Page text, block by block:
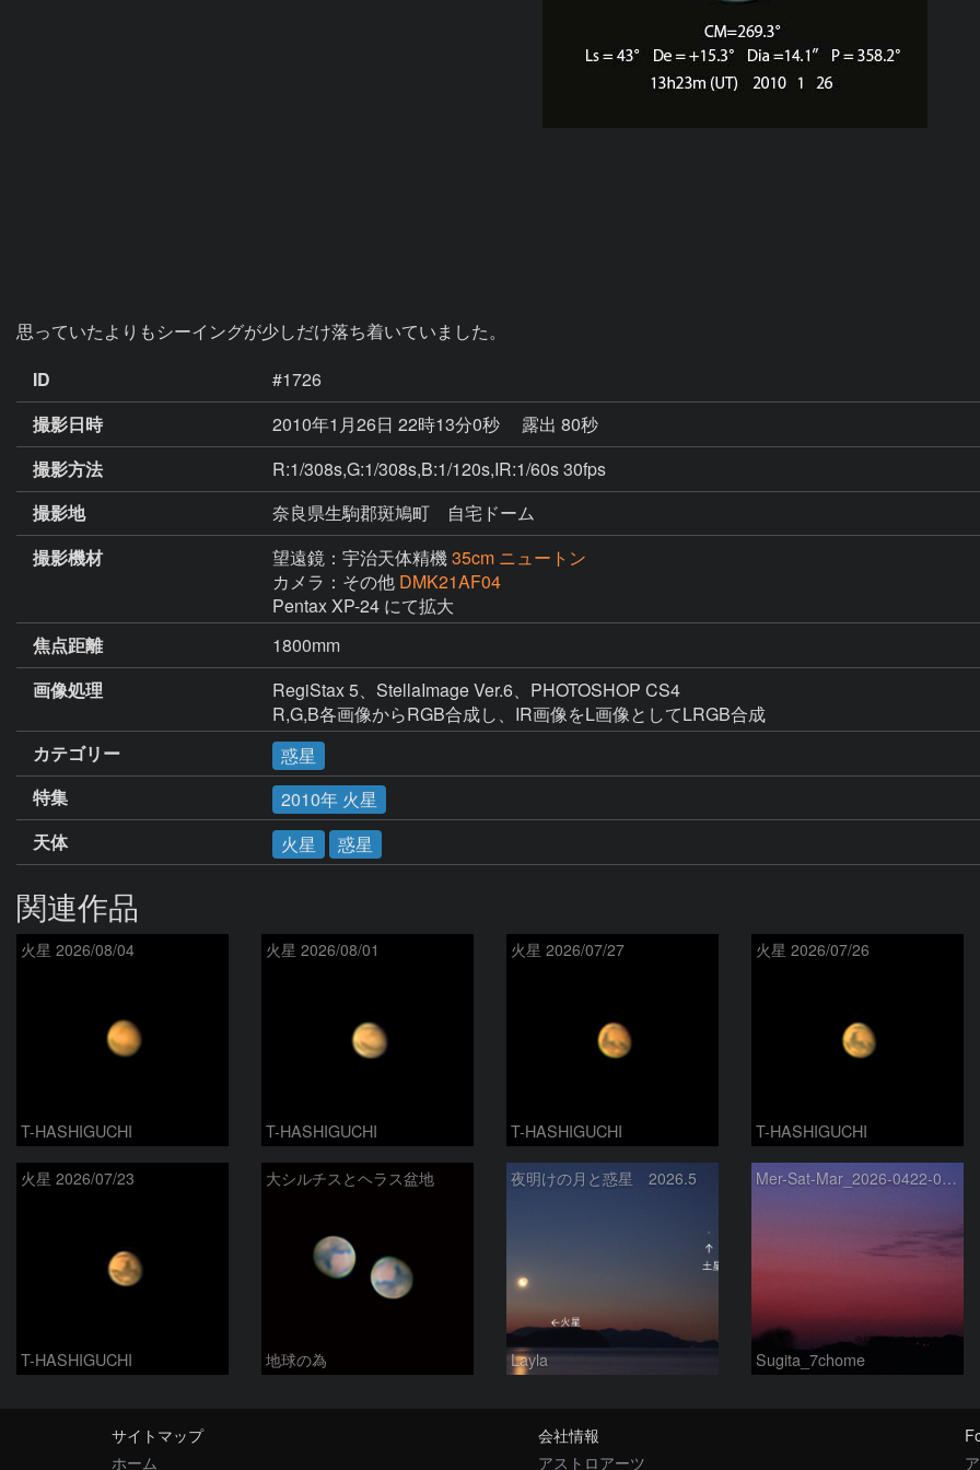
思っていたよりもシーイングが少しだけ落ち着いていました。
ID
#1726
撮影日時
2010年1月26日 22時13分0秒
露出 80秒
撮影方法
R:1/308s,G:1/308s,B:1/120s,IR:1/60s 30fps
撮影地
奈良県生駒郡斑鳩町 自宅ドーム
撮影機材
望遠鏡：宇治天体精機35cm ニュートン
カメラ：その他 DMK21AF04
Pentax XP-24 にて拡大
焦点距離
1800mm
画像処理
RegiStax 5、StellaImage Ver.6、PHOTOSHOP CS4
カテゴリー
惑星
特集
2010年 火星
天体
火星 惑星
関連作品
火星 2026/08/04
T-HASHIGUCHI
火星 2026/08/01
T-HASHIGUCHI
火星 2026/07/27
T-HASHIGUCHI
火星 2026/07/26
T-HASHIGUCHI
火星 2026/07/23
T-HASHIGUCHI
大シルチスとヘラス盆地
地球の為
夜明けの月と惑星 2026.5
Layla
Mer-Sat-Mar_2026-0422-0430
Sugita_7chome
サイトマップ
ホーム
会社情報
アストロアーツ